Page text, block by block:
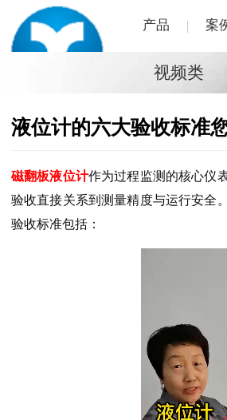
产品 案
视频类
液位计的六大验收标准
磁翻板液位计作为过程监测的核心仪
验收直接关系到测量精度与运行安全
验收标准包括：